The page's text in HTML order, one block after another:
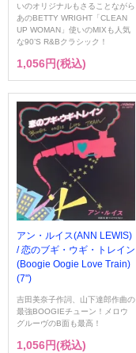
いのオリジナルもさることながら
あのBETTY WRIGHT「CLEAN
UP WOMAN」使いのMIXも人気
な90’S R&Bクラシック！
1,056円(税込)
アン・ルイス(ANN LEWIS)
/ 恋のブギ・ウギ・トレイン
(Boogie Oogie Love Train)
(7")
吉田美奈子作詞、山下達郎作曲の
最強BOOGIEチューン！メロウ
グルーヴのB面も最高！
1,056円(税込)